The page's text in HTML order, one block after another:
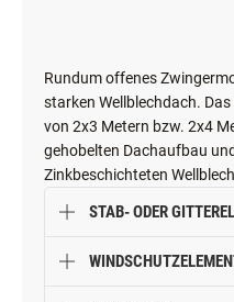
Rundum offenes
starken Wellblechdach.
von 2x3 Metern bzw. 2x4
gehobelten Dachaufbau
Zinkbeschichteten
STAB- ODER